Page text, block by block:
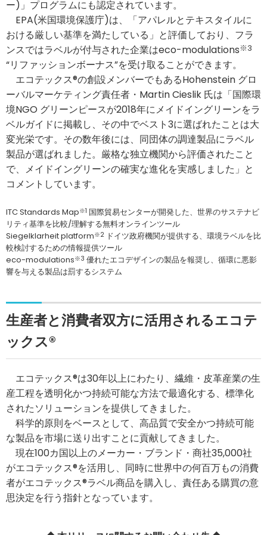
ー)」プログラムにも認定されています。
EPA(米国環境保護庁)は、「アパレルとテキスタイルに
おける厳しい基準を満たしている」と評価しており、フラ
ンスではラベルが付与された企業はeco-modulations※3
“リファッションボーナス”を受け取ることができます。
エコテックス®の創設メンバーでもあるHohenstein グロ
ーバルマーケティング責任者・Martin Cieslik 氏は「国際環
境NGO グリーンピースが2018年にメイドイングリーンをラ
ベルガイドに掲載し、その中でベスト3に選ばれたことは大
変光栄です。その数年後には、同団体の調達製品にラベル
製品が選ばれました。厳格な独立機関から評価されたこと
で、メイドイングリーンの確実な進化を実感しました」と
コメントしています。
ITC Standards Map※1 国際貿易センターが開発した、世界のサステナビ
リティ基準を比較/理解する無料オンラインツール
Siegelklarheit platform※2 ドイツ政府機関が提供する、環境ラベルを比
較検討するための情報提供ツール
eco-modulations※3 優れたエコデザインの製品を報奨し、循環に悪影
響を与える製品は罰するシステム
生産者と消費者双方に活用されるエコテ
ックス®
エコテックス®は30年以上にわたり、繊維・皮革産業の生
産工程を透明化かつ持続可能な方法で最適化する、標準化
されたソリューションを提供してきました。
科学的原則をベースとして、高品質で安全かつ持続可能
な製品を市場に送り出すことに貢献してきました。
現在100カ国以上のメーカー・ブランド・商社35,000社
がエコテックス®を活用し、同時に世界中の何百万もの消費
者がエコテックス®ラベル商品を購入し、責任ある購買の意
思決定を行う指針となっています。